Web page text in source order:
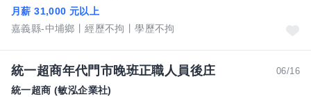
月薪 31,000 元以上
嘉義縣-中埔鄉
經歷不拘 學歷不拘
06/16
統一超商年代門市晚班正職人員後庄
統一超商 (敏泓企業社)